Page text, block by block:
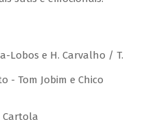
Lobos e H. Carvalho / T.
- Tom Jobim e Chico
Cartola